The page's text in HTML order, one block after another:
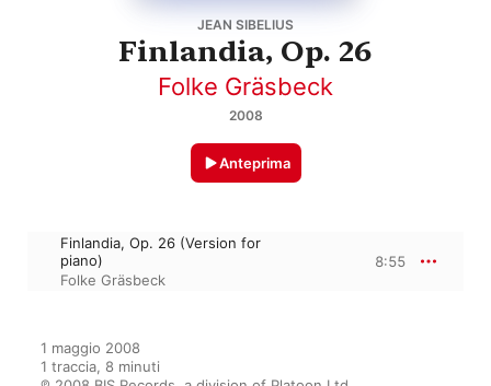
JEAN SIBELIUS
Finlandia, Op. 26
Folke Gräsbeck
2008
Anteprima
Finlandia, Op. 26 (Version for
piano)
Folke Gräsbeck
8:55
1 maggio 2008
1 traccia, 8 minuti